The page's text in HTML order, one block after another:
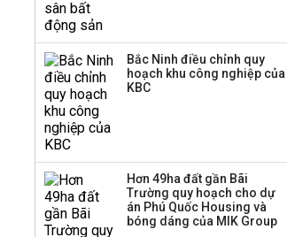
Bắc Ninh điều chỉnh quy
hoạch khu công nghiệp của
KBC
Hơn 49ha đất gần Bãi
Trường quy hoạch cho dự
án Phú Quốc Housing và
bóng dáng của MIK Group